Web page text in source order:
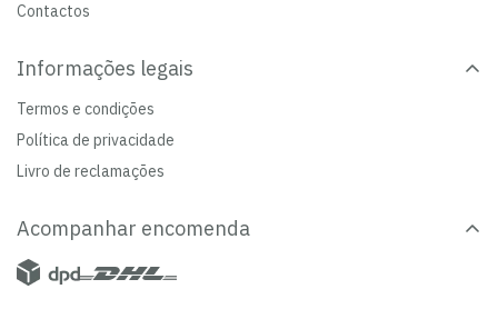
Contactos
Informações legais
Termos e condições
Política de privacidade
Livro de reclamações
Acompanhar encomenda